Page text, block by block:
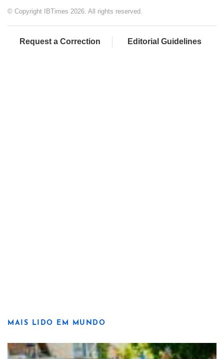
© Copyright IBTimes 2026. All rights reserved.
Request a Correction Editorial Guidelines
MAIS LIDO EM MUNDO